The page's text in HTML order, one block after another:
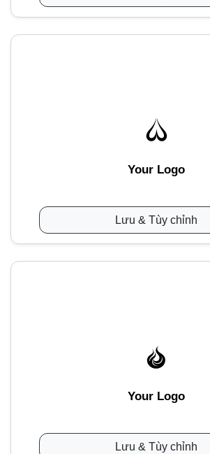
Your Logo
Lưu & Tùy chỉnh
Your Logo
Lưu & Tùy chỉnh